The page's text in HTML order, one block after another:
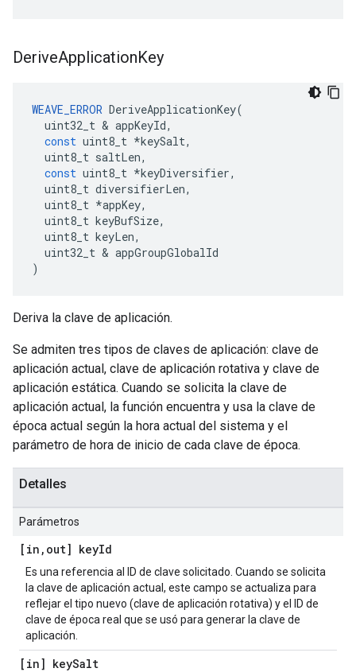
DeriveApplicationKey
WEAVE_ERROR DeriveApplicationKey(
uint32_t & appKeyId,
const uint8_t *keySalt,
uint8_t saltLen,
const uint8_t *keyDiversifier,
uint8_t diversifierLen,
uint8_t *appKey,
uint8_t keyBufSize,
uint8_t keyLen,
uint32_t & appGroupGlobalId
)
Deriva la clave de aplicación.
Se admiten tres tipos de claves de aplicación: clave de
aplicación actual, clave de aplicación rotativa y clave de
aplicación estática. Cuando se solicita la clave de
aplicación actual, la función encuentra y usa la clave de
época actual según la hora actual del sistema y el
parámetro de hora de inicio de cada clave de época.
Detalles
Parámetros
[in , out] keyId
Es una referencia al ID de clave solicitado. Cuando se solicita
la clave de aplicación actual, este campo se actualiza para
reflejar el tipo nuevo (clave de aplicación rotativa) y el ID de
clave de época real que se usó para generar la clave de
aplicación.
[in] keySalt